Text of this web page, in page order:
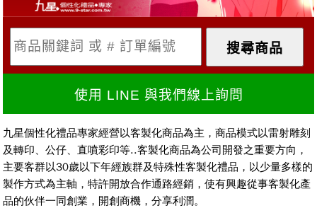
使用 LINE 與我們線上詢問